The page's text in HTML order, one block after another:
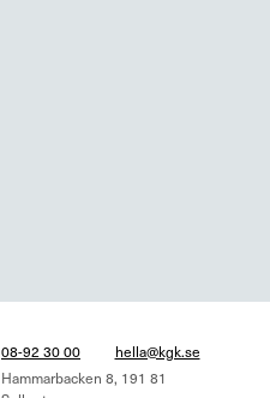
Hammarbacken 8, 191 81
08-92 30 00 hella@kgk.se